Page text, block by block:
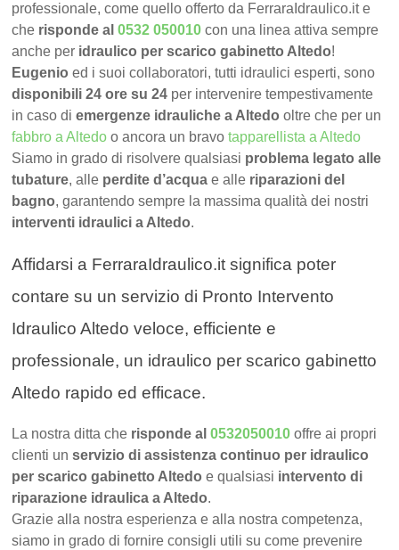
professionale, come quello offerto da FerraraIdraulico.it e
che risponde al0532 050010 con una linea attiva sempre
anche per idraulico per scarico gabinetto Altedo!
Eugenio ed i suoi collaboratori, tutti idraulici esperti, sono
disponibili 24 ore su 24 per intervenire tempestivamente
in caso diemergenze idrauliche a Altedooltre che per un
fabbro a Altedo o ancora un bravotapparellista a Altedo
Siamo in grado di risolvere qualsiasi problema legato alle
tubature, alle perdite d’acqua e alle riparazioni del
bagno, garantendo sempre la massima qualità dei nostri
interventi idraulici a Altedo.
Affidarsi a FerraraIdraulico.it significa poter
contare su un servizio di Pronto Intervento
Idraulico Altedo veloce, efficiente e
professionale, un idraulico per scarico gabinetto
Altedo rapido ed efficace.
La nostra ditta che risponde al0532050010 offre ai propri
clienti unservizio di assistenza continuo per idraulico
per scarico gabinetto Altedo e qualsiasi intervento di
riparazione idraulica a Altedo.
Grazie alla nostra esperienza e alla nostra competenza,
siamo in grado di fornire consigli utili su come prevenire